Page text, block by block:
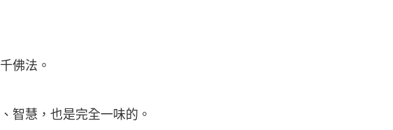
佛法。
智慧，也是完全一味的。